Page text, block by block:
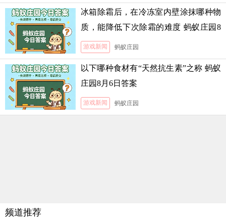
冰箱除霜后，在冷冻室内壁涂抹哪种物
质，能降低下次除霜的难度 蚂蚁庄园8
月5日答案
游戏新闻 蚂蚁庄园
以下哪种食材有“天然抗生素”之称 蚂蚁
庄园8月6日答案
游戏新闻 蚂蚁庄园
频道推荐